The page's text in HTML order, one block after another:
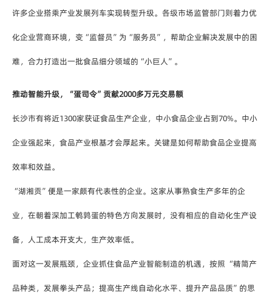
许多企业搭乘产业发展列车实现转型升级。各级市场监管部门则着力优
化企业营商环境，变“监督员”为“服务员”，帮助企业解决发展中的困
难，合力打造出一批食品细分领域的“小巨人”。
推动智能升级，“蛋司令”贡献2000多万元交易额
长沙市有将近1300家获证食品生产企业，中小食品企业占到70%。中小
企业强起来，食品产业根基才会厚起来。关键是如何帮助食品企业提高
效率和效益。
“湖湘贡”便是一家颇有代表性的企业。这家从事熟食生产多年的企
业，在朝着深加工鹌鹑蛋的特色方向发展时，没有相应的自动化生产设
备，人工成本开支大，生产效率低。
面对这一发展瓶颈，企业抓住食品产业智能制造的机遇，按照 “精简产
品种类，发展拳头产品；提高生产线自动化水平、提升产品品质”的思